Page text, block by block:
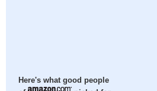
Here's what good people